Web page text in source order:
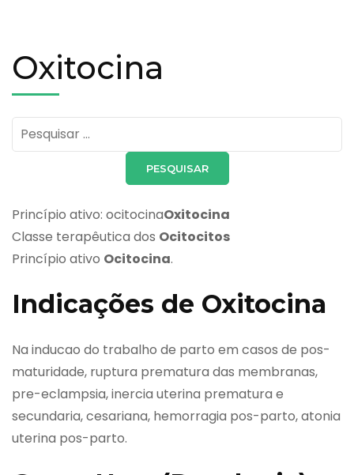
Oxitocina
Pesquisar
por:
Princípio ativo: ocitocinaOxitocina
Classe terapêutica dos Ocitocitos
Princípio ativo Ocitocina.
Indicações de Oxitocina
Na inducao do trabalho de parto em casos de pos-
maturidade, ruptura prematura das membranas,
pre-eclampsia, inercia uterina prematura e
secundaria, cesariana, hemorragia pos-parto, atonia
uterina pos-parto.